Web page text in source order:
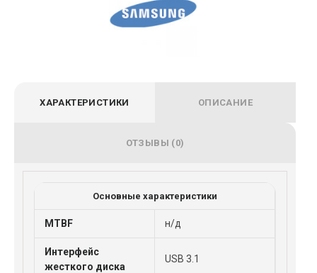
ХАРАКТЕРИСТИКИ ОПИСАНИЕ
ОТЗЫВЫ (0)
Основные характеристики
MTBF н/д
Интерфейс
жесткого диска
USB 3.1